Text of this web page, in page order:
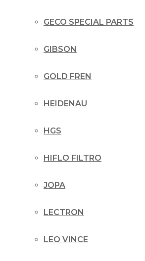
GECO SPECIAL PARTS
GIBSON
GOLD FREN
HEIDENAU
HGS
HIFLO FILTRO
JOPA
LECTRON
LEO VINCE